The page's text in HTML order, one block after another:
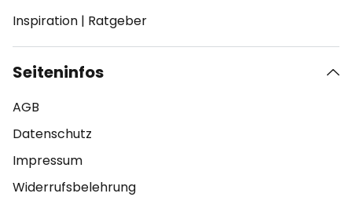
Inspiration | Ratgeber
Seiteninfos
AGB
Datenschutz
Impressum
Widerrufsbelehrung